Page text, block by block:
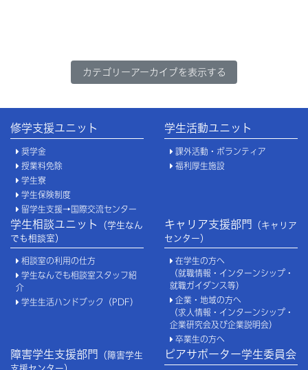
カテゴリーアーカイブを表示する
修学支援ユニット
奨学金
授業料免除
学生寮
学生保険制度
留学生支援→国際交流センター
学生活動ユニット
課外活動・ボランティア
福利厚生施設
学生相談ユニット
（学生なん
でも相談室）
相談室の利用の仕方
学生なんでも相談室スタッフ紹
介
学生生活ハンドブック（PDF）
キャリア支援部門
（キャリア
センター）
在学生の方へ
（就職情報・インターンシップ・
就職ガイダンス等）
企業・地域の方へ
（求人情報・インターンシップ・
企業研究会及び企業説明会）
卒業生の方へ
障害学生支援部門
（障害学生
支援センター）
ピアサポーター学生委員会